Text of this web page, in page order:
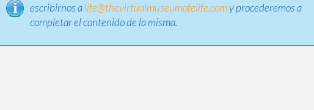
escribirnos alife@thevirtualmuseumofelife.comy procederemos a
completar el contenido de la misma.